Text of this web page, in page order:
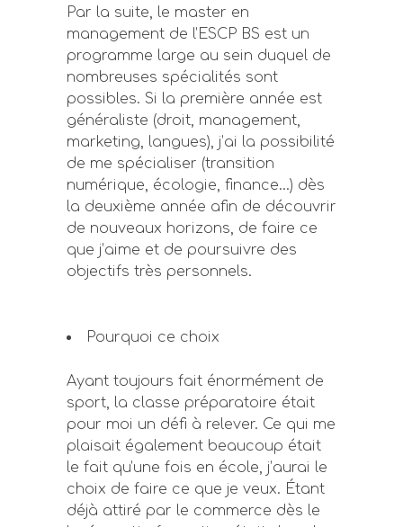
Par la suite, le master en
management de l’ESCP BS est un
programme large au sein duquel de
nombreuses spécialités sont
possibles. Si la première année est
généraliste (droit, management,
marketing, langues), j’ai la possibilité
de me spécialiser (transition
numérique, écologie, finance…) dès
la deuxième année afin de découvrir
de nouveaux horizons, de faire ce
que j’aime et de poursuivre des
objectifs très personnels.
Pourquoi ce choix
Ayant toujours fait énormément de
sport, la classe préparatoire était
pour moi un défi à relever. Ce qui me
plaisait également beaucoup était
le fait qu’une fois en école, j’aurai le
choix de faire ce que je veux. Étant
déjà attiré par le commerce dès le